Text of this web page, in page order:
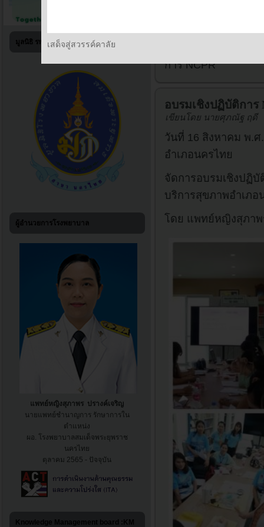
มูลนิธิ รพร.สาขานครไทย
ผู้อำนวยการโรงพยาบาล
แพทย์หญิงสุภาพร ปรางค์เจริญ
นายแพทย์ชำนาญการ รักษาการใน
ตำแหน่ง
ผอ. โรงพยาบาลสมเด็จพระยุพราช
นครไทย
ตุลาคม 2565 - ปัจจุบัน
Knowledge Management board :KM
การ NCPR
อบรมเชิงปฏิบัติการ
เขียนโดย นายศุภณัฐ ฤดี
วันที่ 16 สิงหาคม พ.
อำเภอนครไทย
จัดการอบรมเชิงปฏิบั
บริการสุขภาพอำเภอ
โดย แพทย์หญิงสุภาพ
เสด็จสู่สวรรค์คาลัย